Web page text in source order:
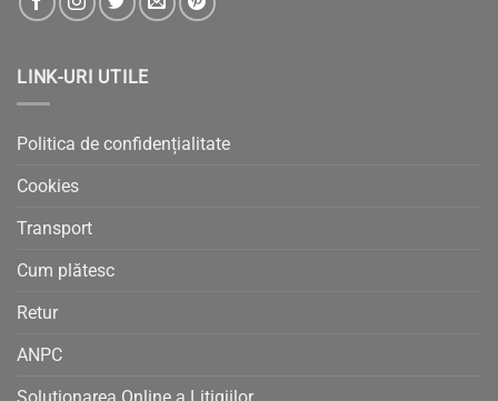
LINK-URI UTILE
Politica de confidențialitate
Cookies
Transport
Cum plătesc
Retur
ANPC